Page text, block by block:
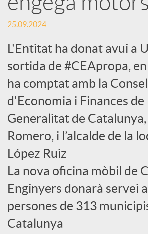
c
a
d
o
r
d
e
25.09.2024
L'Entitat ha donat avui a
sortida de #CEApropa,
ha comptat amb la
d'Economia i Finances de
Generalitat de
Romero, i l’alcalde de la
López Ruiz
La nova oficina mòbil de
Enginyers donarà servei
persones de 313
Catalunya